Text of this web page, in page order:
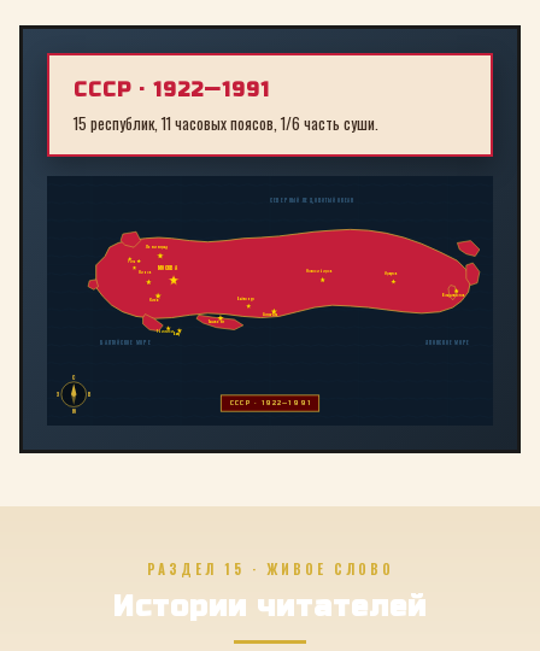
СССР · 1922—1991
15 республик, 11 часовых поясов, 1/6 часть суши.
МОСКВА
Ленинград
Киев
Минск
Ташкент
Алма-Ата
Байконур
Новосибирск Иркутск
Владивосток
ТбилисиБаку
Рига
С
Ю
З
В
СССР · 1922—1991
БАЛТИЙСКОЕ МОРЕ
СЕВЕРНЫЙ ЛЕДОВИТЫЙ ОКЕАН
ЯПОНСКОЕ МОРЕ
РАЗДЕЛ 15 · ЖИВОЕ СЛОВО
Истории читателей